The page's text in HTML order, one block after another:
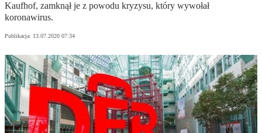
Kaufhof, zamknął je z powodu kryzysu, który wywołał
koronawirus.
Publikacja: 13.07.2020 07:34